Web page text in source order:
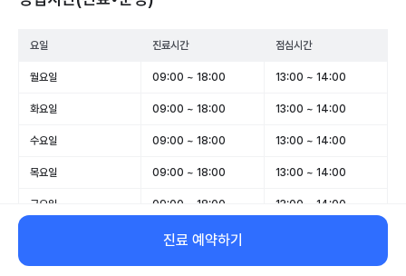
요일 진료시간 점심시간
월요일 09:00 ~ 18:00 13:00 ~ 14:00
화요일 09:00 ~ 18:00 13:00 ~ 14:00
수요일 09:00 ~ 18:00 13:00 ~ 14:00
목요일 09:00 ~ 18:00 13:00 ~ 14:00
금요일 09:00 ~ 18:00 13:00 ~ 14:00
09:00 ~ 13:00
일요일 휴무 -
진료 예약하기